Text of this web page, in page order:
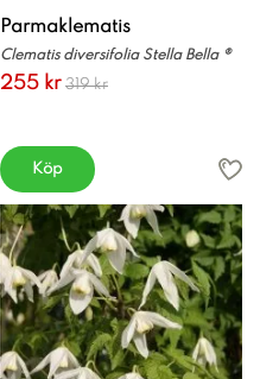
Parmaklematis
Clematis diversifolia Stella Bella ®
255 kr 319 kr
Köp